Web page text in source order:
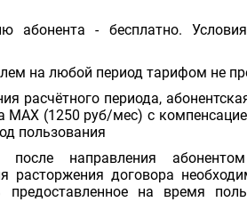
абонента - бесплатно.
на любой период тарифом не
расчётного периода,
MAX (1250 руб/мес) с
пользования
после направления
расторжения договора
на время